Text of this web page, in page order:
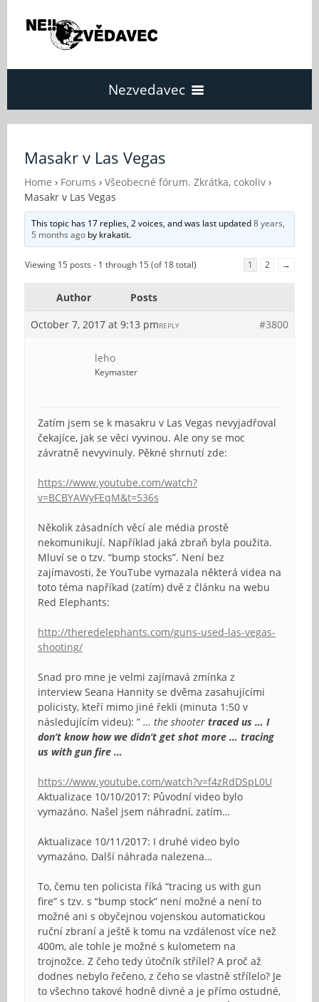
Nezvedavec
Fórum
O Nezvědavci
Kontakt
Masakr v Las Vegas
Home › Forums › Všeobecné fórum. Zkrátka, cokoliv ›
Masakr v Las Vegas
This topic has 17 replies, 2 voices, and was last updated8 years,
5 months ago by krakatit.
Viewing 15 posts - 1 through 15 (of 18 total) 1 2 →
Author
Posts
October 7, 2017 at 9:13 pm
#3800
REPLY
leho
Keymaster
Zatím jsem se k masakru v Las Vegas nevyjadřoval
čekajíce, jak se věci vyvinou. Ale ony se moc
závratně nevyvinuly. Pěkné shrnutí zde:
https://www.youtube.com/watch?
v=BCBYAWyFEqM&t=536s
Několik zásadních věcí ale média prostě
nekomunikují. Například jaká zbraň byla použita.
Mluví se o tzv. “bump stocks”. Není bez
zajímavosti, že YouTube vymazala některá videa na
toto téma napříkad (zatím) dvě z článku na webu
Red Elephants:
http://theredelephants.com/guns-used-las-vegas-
shooting/
Snad pro mne je velmi zajímavá zmínka z
interview Seana Hannity se dvěma zasahujícími
policisty, kteří mimo jiné řekli (minuta 1:50 v
následujícím videu): ” … the shooter traced us … I
don’t know how we didn’t get shot more … tracing
us with gun fire …
https://www.youtube.com/watch?v=f4zRdDSpL0U
Aktualizace 10/10/2017: Původní video bylo
vymazáno. Našel jsem náhradní, zatím…
Aktualizace 10/11/2017: I druhé video bylo
vymazáno. Další náhrada nalezena…
To, čemu ten policista říká “tracing us with gun
fire” s tzv. s “bump stock” není možné a není to
možné ani s obyčejnou vojenskou automatickou
ruční zbraní a ještě k tomu na vzdálenost více než
400m, ale tohle je možné s kulometem na
trojnožce. Z čeho tedy útočník střílel? A proč až
dodnes nebylo řečeno, z čeho se vlastně střílelo? Je
to všechno takové hodně divné a je přímo ostudné,